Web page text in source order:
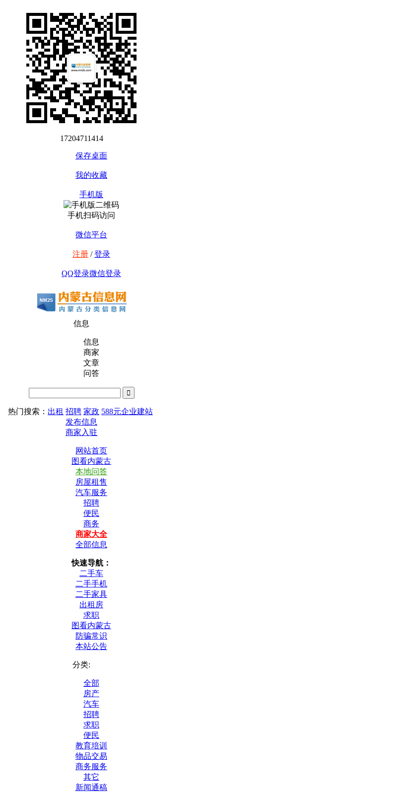
17204711414
保存桌面
我的收藏
手机版
手机扫码访问
微信平台
注册 /登录
QQ登录微信登录
信息
信息
商家
文章
问答
热门搜索： 出租 招聘 家政 588元企业建站
发布信息
商家入驻
网站首页
图看内蒙古
本地问答
房屋租售
汽车服务
招聘
便民
商务
商家大全
全部信息
快速导航：
二手车
二手手机
二手家具
出租房
求职
图看内蒙古
防骗常识
本站公告
分类:
全部
房产
汽车
招聘
求职
便民
教育培训
物品交易
商务服务
其它
新闻通稿